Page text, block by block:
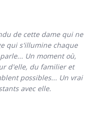
de cette dame qui ne
qui s'illumine chaque
Un moment où,
d'elle, du familier et
possibles... Un vrai
avec elle.